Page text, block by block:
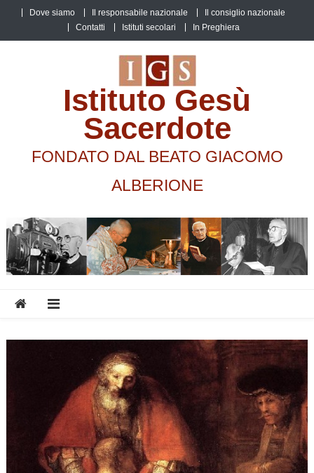
content
Dove siamo Il responsabile nazionale
Il consiglio nazionale
Contatti
Istituti secolari In Preghiera
Istituto Gesù
Sacerdote
FONDATO DAL BEATO GIACOMO
ALBERIONE